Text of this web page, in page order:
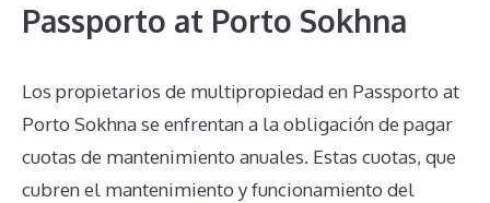
Passporto at Porto Sokhna
Los propietarios de multipropiedad en Passporto at
Porto Sokhna se enfrentan a la obligación de pagar
cuotas de mantenimiento anuales. Estas cuotas, que
cubren el mantenimiento y funcionamiento del